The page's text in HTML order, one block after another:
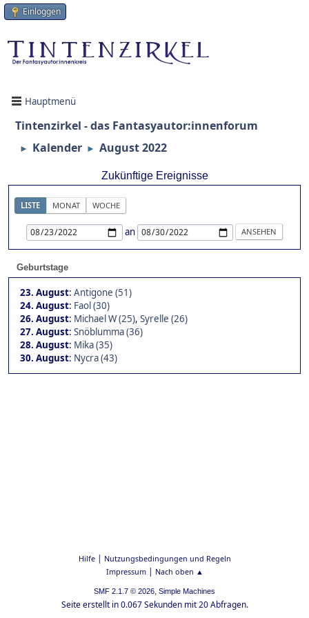
Einloggen
Hauptmenü
Tintenzirkel - das Fantasyautor:innenforum
► Kalender ► August 2022
Zukünftige Ereignisse
LISTE MONAT WOCHE
an
Geburtstage
23. August: Antigone (51)
24. August: Faol (30)
26. August: Michael W (25), Syrelle (26)
27. August: Snöblumma (36)
28. August: Mika (35)
30. August: Nycra (43)
Hilfe| Nutzungsbedingungen und Regeln
Impressum| Nach oben ▲
SMF 2.1.7 © 2026, Simple Machines
Seite erstellt in 0.067 Sekunden mit 20 Abfragen.